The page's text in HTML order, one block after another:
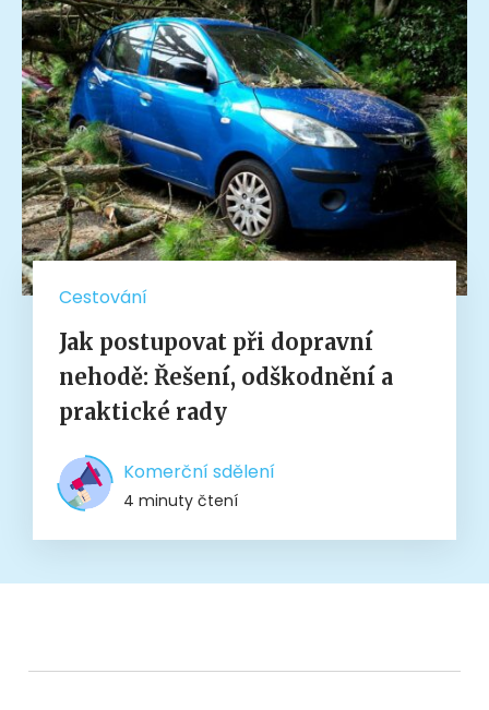
Cestování
Jak postupovat při dopravní
nehodě: Řešení, odškodnění a
praktické rady
Komerční sdělení
4 minuty čtení